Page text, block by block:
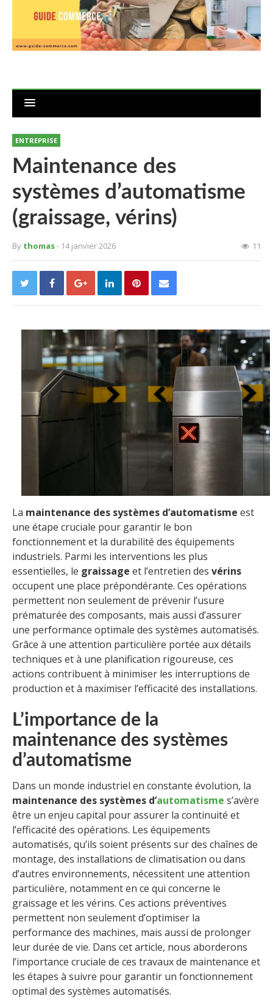
ENTREPRISE
Maintenance des
systèmes d’automatisme
(graissage, vérins)
By thomas- 14 janvier 2026 11
La maintenance des systèmes d’automatisme est
une étape cruciale pour garantir le bon
fonctionnement et la durabilité des équipements
industriels. Parmi les interventions les plus
essentielles, le graissage et l’entretien des vérins
occupent une place prépondérante. Ces opérations
permettent non seulement de prévenir l’usure
prématurée des composants, mais aussi d’assurer
une performance optimale des systèmes automatisés.
Grâce à une attention particulière portée aux détails
techniques et à une planification rigoureuse, ces
actions contribuent à minimiser les interruptions de
production et à maximiser l’efficacité des installations.
L’importance de la
maintenance des systèmes
d’automatisme
Dans un monde industriel en constante évolution, la
maintenance des systèmes d’automatisme s’avère
être un enjeu capital pour assurer la continuité et
l’efficacité des opérations. Les équipements
automatisés, qu’ils soient présents sur des chaînes de
montage, des installations de climatisation ou dans
d’autres environnements, nécessitent une attention
particulière, notamment en ce qui concerne le
graissage et les vérins. Ces actions préventives
permettent non seulement d’optimiser la
performance des machines, mais aussi de prolonger
leur durée de vie. Dans cet article, nous aborderons
l’importance cruciale de ces travaux de maintenance et
les étapes à suivre pour garantir un fonctionnement
optimal des systèmes automatisés.